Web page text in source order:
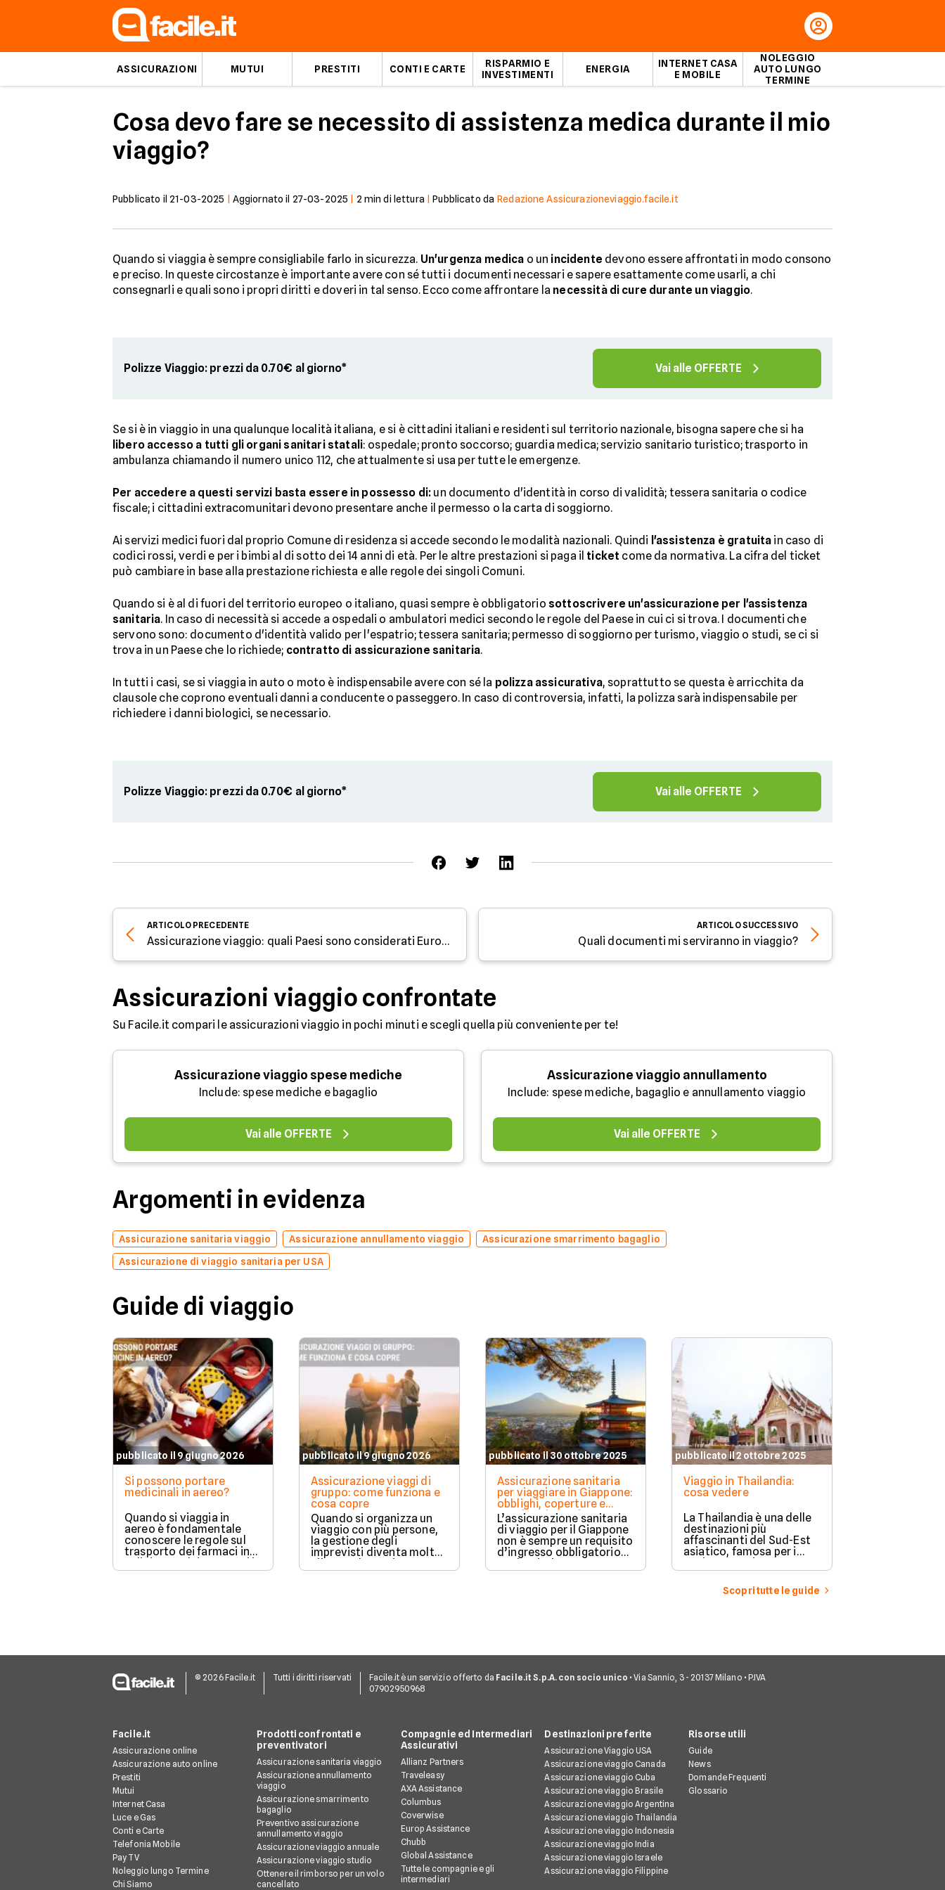
ASSICURAZIONI MUTUI PRESTITI CONTI E CARTE
RISPARMIO E
INVESTIMENTI
ENERGIA
INTERNET CASA
E MOBILE
NOLEGGIO
AUTO LUNGO
TERMINE
Cosa devo fare se necessito di assistenza medica durante il mio
viaggio?
Pubblicato il 21-03-2025 Aggiornato il 27-03-2025 2 min di lettura |Pubblicato da Redazione Assicurazioneviaggio.facile.it
Quando si viaggia è sempre consigliabile farlo in sicurezza. Un'urgenza medica o un incidente devono essere affrontati in modo consono
e preciso. In queste circostanze è importante avere con sé tutti i documenti necessari e sapere esattamente come usarli, a chi
consegnarli e quali sono i propri diritti e doveri in tal senso. Ecco come affrontare la necessità di cure durante un viaggio.
Polizze Viaggio: prezzi da 0.70€ al giorno* Vai alle OFFERTE
Se si è in viaggio in una qualunque località italiana, e si è cittadini italiani e residenti sul territorio nazionale, bisogna sapere che si ha
libero accesso a tutti gli organi sanitari statali: ospedale; pronto soccorso; guardia medica; servizio sanitario turistico; trasporto in
ambulanza chiamando il numero unico 112, che attualmente si usa per tutte le emergenze.
Per accedere a questi servizi basta essere in possesso di: un documento d'identità in corso di validità; tessera sanitaria o codice
fiscale; i cittadini extracomunitari devono presentare anche il permesso o la carta di soggiorno.
Ai servizi medici fuori dal proprio Comune di residenza si accede secondo le modalità nazionali. Quindi l'assistenza è gratuita in caso di
codici rossi, verdi e per i bimbi al di sotto dei 14 anni di età. Per le altre prestazioni si paga il ticket come da normativa. La cifra del ticket
può cambiare in base alla prestazione richiesta e alle regole dei singoli Comuni.
Quando si è al di fuori del territorio europeo o italiano, quasi sempre è obbligatorio sottoscrivere un'assicurazione per l'assistenza
sanitaria. In caso di necessità si accede a ospedali o ambulatori medici secondo le regole del Paese in cui ci si trova. I documenti che
servono sono: documento d'identità valido per l'espatrio; tessera sanitaria; permesso di soggiorno per turismo, viaggio o studi, se ci si
trova in un Paese che lo richiede; contratto di assicurazione sanitaria.
In tutti i casi, se si viaggia in auto o moto è indispensabile avere con sé la polizza assicurativa, soprattutto se questa è arricchita da
clausole che coprono eventuali danni a conducente o passeggero. In caso di controversia, infatti, la polizza sarà indispensabile per
richiedere i danni biologici, se necessario.
Polizze Viaggio: prezzi da 0.70€ al giorno* Vai alle OFFERTE
ARTICOLO PRECEDENTE
Assicurazione viaggio: quali Paesi sono considerati Europa?
ARTICOLOSUCCESSIVO
Quali documenti mi serviranno in viaggio?
Assicurazioni viaggio confrontate
Su Facile.it compari le assicurazioni viaggio in pochi minuti e scegli quella più conveniente per te!
Assicurazione viaggio spese mediche
Include: spese mediche e bagaglio
Vai alle OFFERTE
Assicurazione viaggio annullamento
Include: spese mediche, bagaglio e annullamento viaggio
Vai alle OFFERTE
Argomenti in evidenza
Assicurazione sanitaria viaggio Assicurazione annullamento viaggio
Assicurazione smarrimento bagaglio
Assicurazione di viaggio sanitaria per USA
Guide di viaggio
pubblicato il 9 giugno 2026
Si possono portare
medicinali in aereo?
Quando si viaggia in
aereo è fondamentale
conoscere le regole sul
trasporto dei farmaci in
valigia, perché non tutti i
medicinali possono
pubblicato il 9 giugno 2026
Assicurazione viaggi di
gruppo: come funziona e
cosa copre
Quando si organizza un
viaggio con più persone,
la gestione degli
imprevisti diventa molto
più complessa rispetto a
una partenza individuale.
caso di problemi sanitari,
logistici.
pubblicato il 30 ottobre 2025
Assicurazione sanitaria
per viaggiare in Giappone:
obblighi, coperture e
costi aggiornati
L’assicurazione sanitaria
di viaggio per il Giappone
non è sempre un requisito
d’ingresso obbligatorio
per i turisti, ma
rappresenta una tutela
pubblicato il 2 ottobre 2025
Viaggio in Thailandia:
cosa vedere
La Thailandia è una delle
destinazioni più
affascinanti del Sud-Est
asiatico, famosa per i
suoi paesaggi
mozzafiato, le spiagge da
sogno, i templi storici e la
cultura vibrante.
Scopri tutte le guide
© 2026 Facile.it Tutti i diritti riservati Facile.it è un servizio offerto da Facile.it S.p.A. con socio unico • Via Sannio, 3 - 20137 Milano • P.IVA
07902950968
Facile.it
Assicurazione online
Assicurazione auto online
Prestiti
Mutui
Internet Casa
Luce e Gas
Conti e Carte
Telefonia Mobile
Pay TV
Noleggio lungo Termine
Chi Siamo
Prodotti confrontati e
preventivatori
Assicurazione sanitaria viaggio
Assicurazione annullamento
viaggio
Assicurazione smarrimento
bagaglio
Preventivo assicurazione
annullamento viaggio
Assicurazione viaggio annuale
Assicurazione viaggio studio
Ottenere il rimborso per un volo
cancellato
Compagnie ed Intermediari
Assicurativi
Allianz Partners
Traveleasy
AXA Assistance
Columbus
Coverwise
Europ Assistance
Chubb
Global Assistance
Tutte le compagnie e gli
intermediari
Destinazioni preferite
Assicurazione Viaggio USA
Assicurazione viaggio Canada
Assicurazione viaggio Cuba
Assicurazione viaggio Brasile
Assicurazione viaggio Argentina
Assicurazione viaggio Thailandia
Assicurazione viaggio Indonesia
Assicurazione viaggio India
Assicurazione viaggio Israele
Assicurazione viaggio Filippine
Risorse utili
Guide
News
Domande Frequenti
Glossario